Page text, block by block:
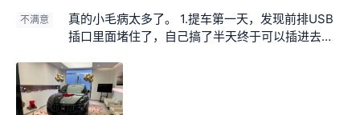
钱地方太多了，总之，让它在我手中一定成为一个
优等生。我的小骄傲。🤣🤣🤣🤣🤣
不满意
真的小毛病太多了。 1.提车第一天，发现前排USB
插口里面堵住了，自己搞了半天终于可以插进去
了不说，那个四驱空调的鼓风机异响嗡鸣声通病，4
S店也解决不掉，请问玛莎拉蒂官方是不是不准备解
决了？对了，修了四驱空调问题，这个问题没解